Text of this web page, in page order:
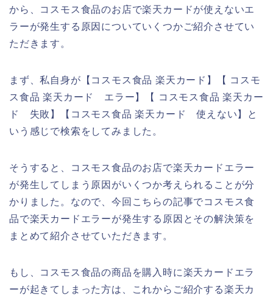
から、コスモス食品のお店で楽天カードが使えないエ
ラーが発生する原因についていくつかご紹介させてい
ただきます。
まず、私自身が【コスモス食品 楽天カード】【 コスモ
ス食品 楽天カード エラー】【 コスモス食品 楽天カー
ド 失敗】【コスモス食品 楽天カード 使えない】と
いう感じで検索をしてみました。
そうすると、コスモス食品のお店で楽天カードエラー
が発生してしまう原因がいくつか考えられることが分
かりました。なので、今回こちらの記事でコスモス食
品で楽天カードエラーが発生する原因とその解決策を
まとめて紹介させていただきます。
もし、コスモス食品の商品を購入時に楽天カードエラ
ーが起きてしまった方は、これからご紹介する楽天カ